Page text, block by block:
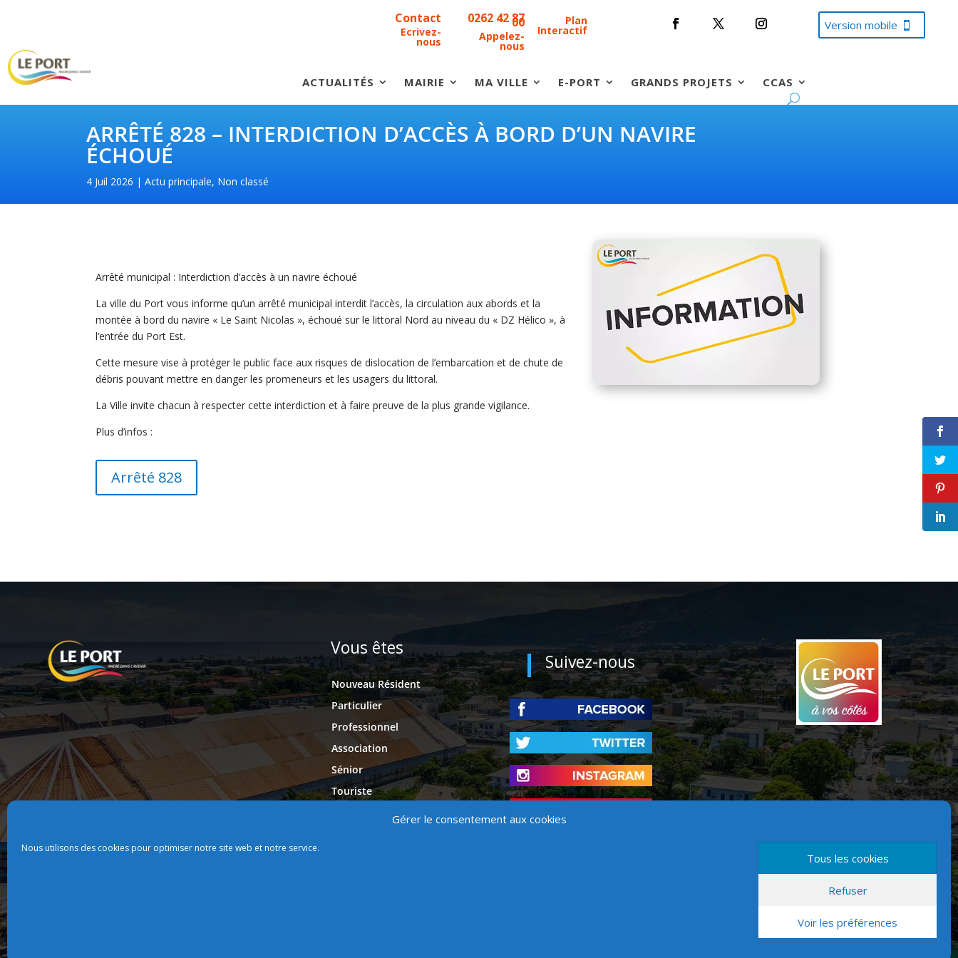
Gérer le consentement aux cookies
Nous utilisons des cookies pour optimiser notre site web et notre service.
Tous les cookies
Refuser
Voir les préférences
Contact
Ecrivez-
nous
0262 42 87
00
Appelez-
nous
Plan
Interactif Version mobile
ACTUALITÉS MAIRIE MA VILLE E-PORT GRANDS PROJETS CCAS
ARRÊTÉ 828 – INTERDICTION D’ACCÈS À BORD D’UN NAVIRE
ÉCHOUÉ
4 Juil 2026 Actu principale, Non classé
Arrêté municipal : Interdiction d’accès à un navire échoué
La ville du Port vous informe qu’un arrêté municipal interdit l’accès, la circulation aux abords et la
montée à bord du navire « Le Saint Nicolas », échoué sur le littoral Nord au niveau du « DZ Hélico », à
l’entrée du Port Est.
Cette mesure vise à protéger le public face aux risques de dislocation de l’embarcation et de chute de
débris pouvant mettre en danger les promeneurs et les usagers du littoral.
La Ville invite chacun à respecter cette interdiction et à faire preuve de la plus grande vigilance.
Plus d’infos :
Arrêté 828
Vous êtes
Nouveau Résident
Particulier
Professionnel
Association
Sénior
Touriste
Suivez-nous
Version mobile